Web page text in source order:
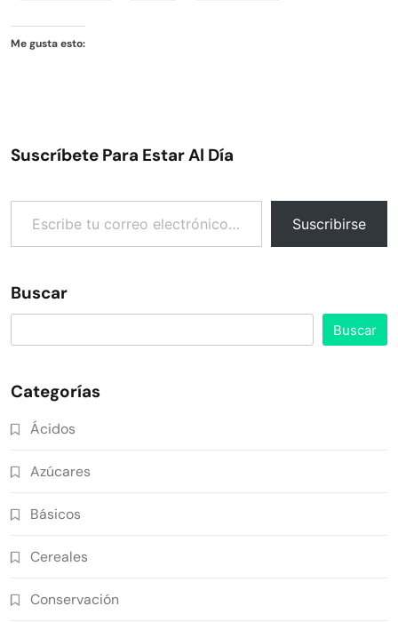
Me gusta esto:
Suscríbete Para Estar Al Día
Escribe tu correo electrónico…
Suscribirse
Buscar
Buscar
Categorías
Ácidos
Azúcares
Básicos
Cereales
Conservación